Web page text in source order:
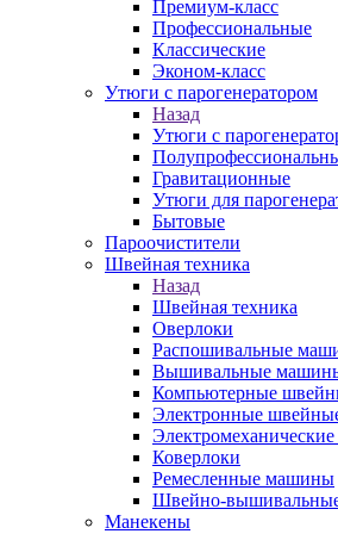
Премиум-класс
Профессиональные
Классические
Эконом-класс
Утюги с парогенератором
Назад
Утюги с
Гравитационные
Утюги для
Бытовые
Пароочистители
Швейная техника
Назад
Швейная техника
Оверлоки
Распошивальные
Вышивальные
Компьютерные
Электронные
Коверлоки
Ремесленные машины
Швейно-
Манекены